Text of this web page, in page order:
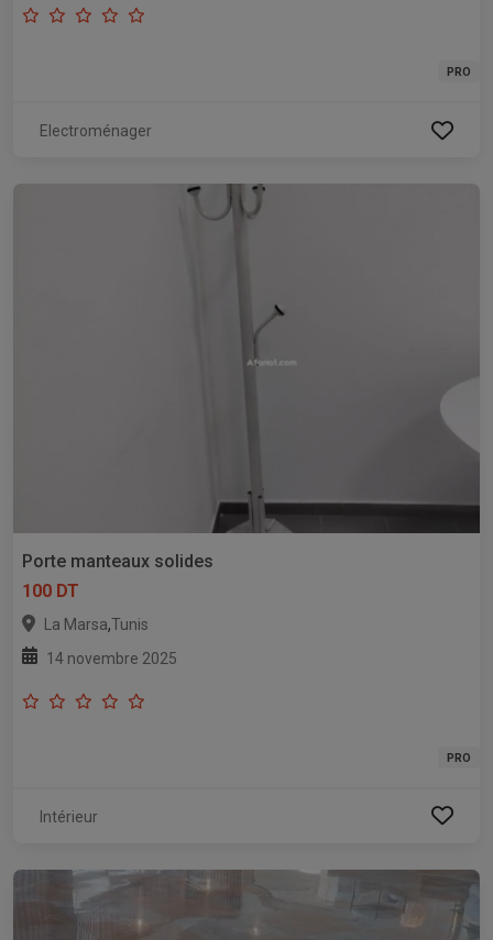
PRO
Electroménager
Porte manteaux solides
100 DT
La Marsa,Tunis
14 novembre 2025
PRO
Intérieur